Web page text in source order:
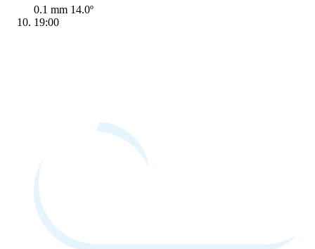
0.1 mm 14.0º
19:00